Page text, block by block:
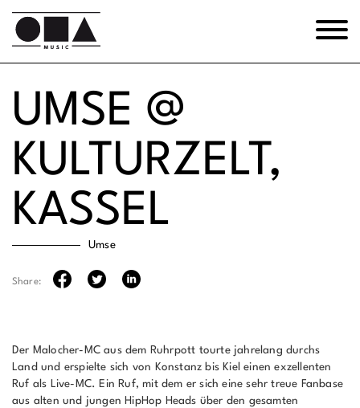
UMSE @
KULTURZELT,
KASSEL
Umse
Share:
Der Malocher-MC aus dem Ruhrpott tourte jahrelang durchs
Land und erspielte sich von Konstanz bis Kiel einen exzellenten
Ruf als Live-MC. Ein Ruf, mit dem er sich eine sehr treue Fanbase
aus alten und jungen HipHop Heads über den gesamten